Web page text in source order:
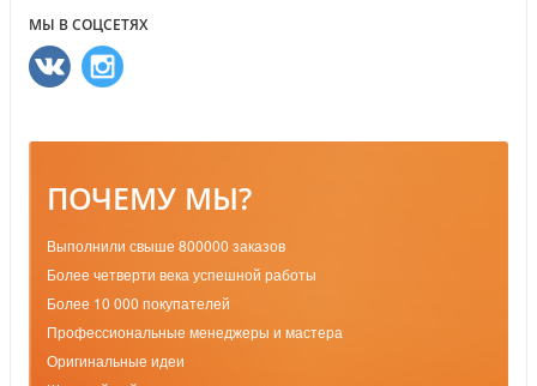
МЫ В СОЦСЕТЯХ
ПОЧЕМУ МЫ?
Выполнили свыше 800000 заказов
Более четверти века успешной работы
Более 10 000 покупателей
Профессиональные менеджеры и мастера
Оригинальные идеи